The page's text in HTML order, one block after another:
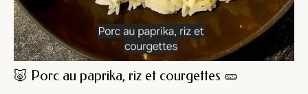
🐷 Porc au paprika, riz et courgettes 🥒